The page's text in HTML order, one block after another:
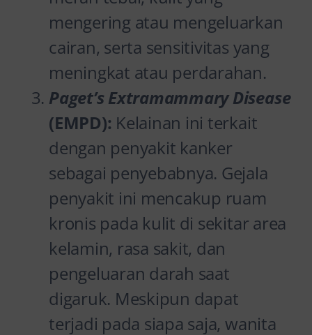
mengering atau mengeluarkan
cairan, serta sensitivitas yang
meningkat atau perdarahan.
Paget’s Extramammary Disease
(EMPD): Kelainan ini terkait
dengan penyakit kanker
sebagai penyebabnya. Gejala
penyakit ini mencakup ruam
kronis pada kulit di sekitar area
kelamin, rasa sakit, dan
pengeluaran darah saat
digaruk. Meskipun dapat
terjadi pada siapa saja, wanita